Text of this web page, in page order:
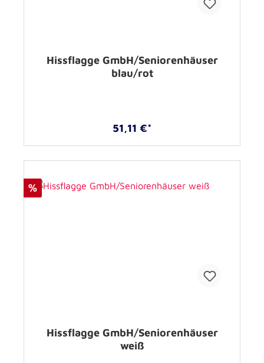
Hissflagge GmbH/Seniorenhäuser
blau/rot
51,11 €*
%
Hissflagge GmbH/Seniorenhäuser
weiß